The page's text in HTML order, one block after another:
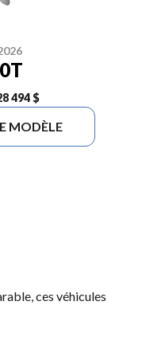
494 $
MODÈLE
ces véhicules